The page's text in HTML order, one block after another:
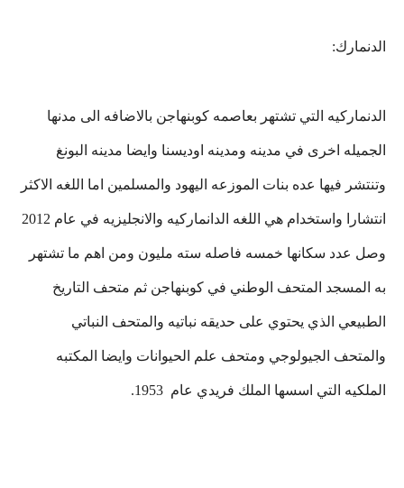
الدنمارك:
الدنماركيه التي تشتهر بعاصمه كوبنهاجن بالاضافه الى مدنها
الجميله اخرى في مدينه ومدينه اوديسنا وايضا مدينه البونغ
وتنتشر فيها عده بنات الموزعه اليهود والمسلمين اما اللغه الاكثر
انتشارا واستخدام هي اللغه الدانماركيه والانجليزيه في عام 2012
وصل عدد سكانها خمسه فاصله سته مليون ومن اهم ما تشتهر
به المسجد المتحف الوطني في كوبنهاجن ثم متحف التاريخ
الطبيعي الذي يحتوي على حديقه نباتيه والمتحف النباتي
والمتحف الجيولوجي ومتحف علم الحيوانات وايضا المكتبه
الملكيه التي اسسها الملك فريدي عام 1953.